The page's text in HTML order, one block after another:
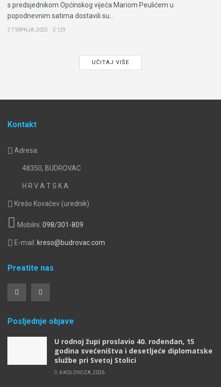
s predsjednikom Općinskog vijeća Mariom Peulićem u
popodnevnim satima dostavili su...
7 SRPNJA, 2025 129
UČITAJ VIŠE
Kontakt
Adresa:
48350, BUDROVAC
H R V A T S K A
Krešo Kovačev (urednik)
Mobilni: 098/301-809
E-mail: kreso@budrovac.com
Preatite nas
Posljednje objave
U rodnoj župi proslavio 40. rođendan, 15
godina svećeništva i desetljeće diplomatske
službe pri Svetoj Stolici
6 KOLOVOZA, 2026